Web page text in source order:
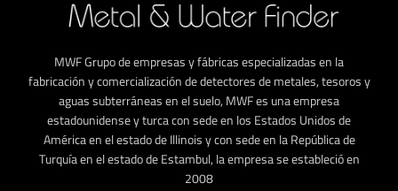
MWF Grupo de empresas y fábricas especializadas en la
fabricación y comercialización de detectores de metales, tesoros y
aguas subterráneas en el suelo, MWF es una empresa
estadounidense y turca con sede en los Estados Unidos de
América en el estado de Illinois y con sede en la República de
Turquía en el estado de Estambul, la empresa se estableció en
2008